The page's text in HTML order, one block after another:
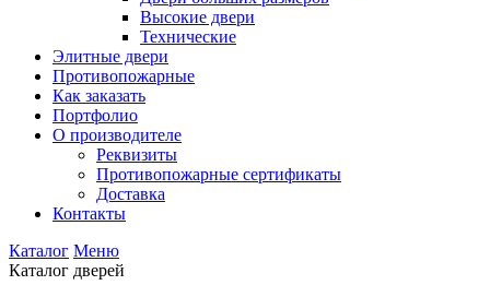
Высокие двери
Технические
Элитные двери
Противопожарные
Как заказать
Портфолио
О производителе
Реквизиты
Противопожарные сертификаты
Доставка
Контакты
Каталог Меню
Каталог дверей